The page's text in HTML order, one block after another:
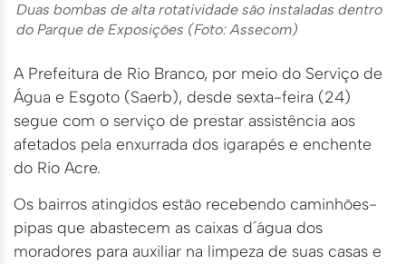
Duas bombas de alta rotatividade são instaladas dentro
do Parque de Exposições (Foto: Assecom)
A Prefeitura de Rio Branco, por meio do Serviço de
Água e Esgoto (Saerb), desde sexta-feira (24)
segue com o serviço de prestar assistência aos
afetados pela enxurrada dos igarapés e enchente
do Rio Acre.
Os bairros atingidos estão recebendo caminhões-
pipas que abastecem as caixas d´água dos
moradores para auxiliar na limpeza de suas casas e